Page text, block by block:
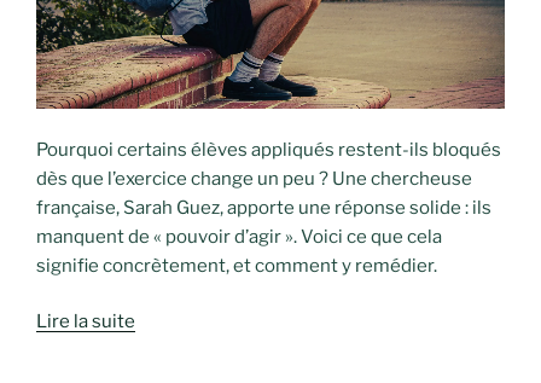
Pourquoi certains élèves appliqués restent-ils bloqués
dès que l’exercice change un peu ? Une chercheuse
française, Sarah Guez, apporte une réponse solide : ils
manquent de « pouvoir d’agir ». Voici ce que cela
signifie concrètement, et comment y remédier.
Lire la suite